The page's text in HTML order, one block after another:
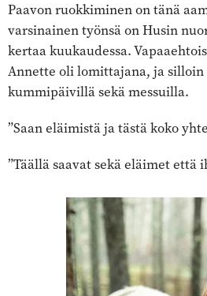
Paavon ruokkiminen on tänä
varsinainen työnsä on Husin
kertaa kuukaudessa.
Annette oli lomittajana, ja
kummipäivillä sekä messuilla.
”Saan eläimistä ja tästä koko
”Täällä saavat sekä eläimet